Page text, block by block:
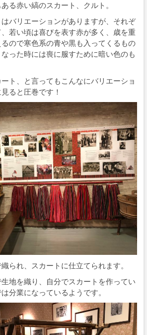
る赤い縞のスカート、クルト。
バリエーションがありますが、それぞ
若い頃は喜びを表す赤が多く、歳を重
ので寒色系の青や黒も入ってくるもの
った時には喪に服すために暗い色のも
ト、と言ってもこんなにバリエーショ
ると圧巻です！
られ、スカートに仕立てられます。
地を織り、自分でスカートを作ってい
分業になっているようです。